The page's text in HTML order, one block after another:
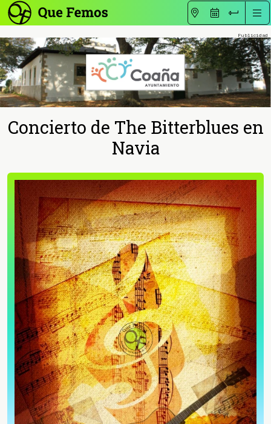
Concierto de The Bitterblues en
Navia